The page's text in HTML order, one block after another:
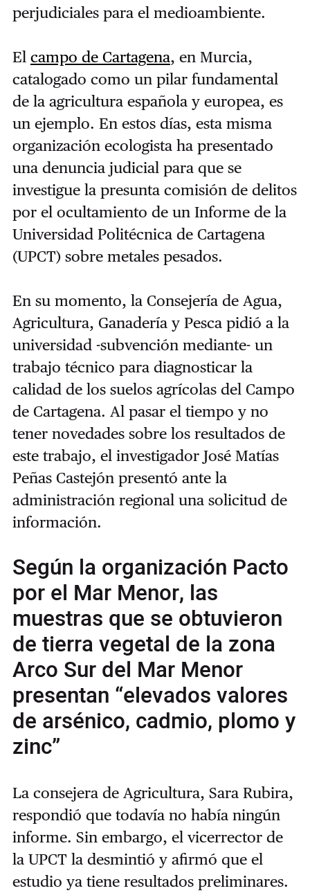
perjudiciales para el medioambiente.
El campo de Cartagena, en Murcia,
catalogado como un pilar fundamental
de la agricultura española y europea, es
un ejemplo. En estos días, esta misma
organización ecologista ha presentado
una denuncia judicial para que se
investigue la presunta comisión de delitos
por el ocultamiento de un Informe de la
Universidad Politécnica de Cartagena
(UPCT) sobre metales pesados.
En su momento, la Consejería de Agua,
Agricultura, Ganadería y Pesca pidió a la
universidad -subvención mediante- un
trabajo técnico para diagnosticar la
calidad de los suelos agrícolas del Campo
de Cartagena. Al pasar el tiempo y no
tener novedades sobre los resultados de
este trabajo, el investigador José Matías
Peñas Castejón presentó ante la
administración regional una solicitud de
información.
Según la organización Pacto
por el Mar Menor, las
muestras que se obtuvieron
de tierra vegetal de la zona
Arco Sur del Mar Menor
presentan “elevados valores
de arsénico, cadmio, plomo y
zinc”
La consejera de Agricultura, Sara Rubira,
respondió que todavía no había ningún
informe. Sin embargo, el vicerrector de
la UPCT la desmintió y afirmó que el
estudio ya tiene resultados preliminares.